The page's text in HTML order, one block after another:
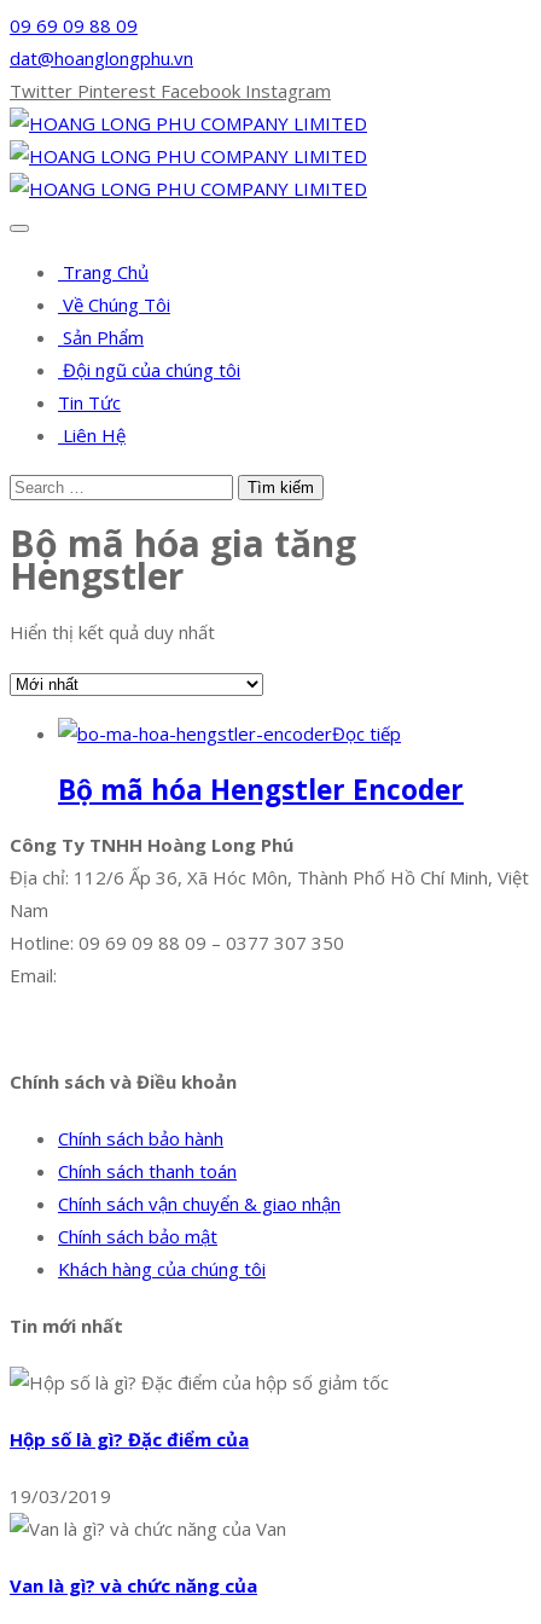
09 69 09 88 09
dat@hoanglongphu.vn
Twitter Pinterest Facebook Instagram
Trang Chủ
Về Chúng Tôi
Sản Phẩm
Đội ngũ của chúng tôi
Tin Tức
Liên Hệ
Bộ mã hóa gia tăng
Hengstler
Hiển thị kết quả duy nhất
Đọc tiếp
Bộ mã hóa Hengstler Encoder
Công Ty TNHH Hoàng Long Phú
Địa chỉ: 112/6 Ấp 36, Xã Hóc Môn, Thành Phố Hồ Chí Minh, Việt
Nam
Hotline: 09 69 09 88 09 – 0377 307 350
Email:
Chính sách và Điều khoản
Chính sách bảo hành
Chính sách thanh toán
Chính sách vận chuyển & giao nhận
Chính sách bảo mật
Khách hàng của chúng tôi
Tin mới nhất
Hộp số là gì? Đặc điểm của
19/03/2019
Van là gì? và chức năng của